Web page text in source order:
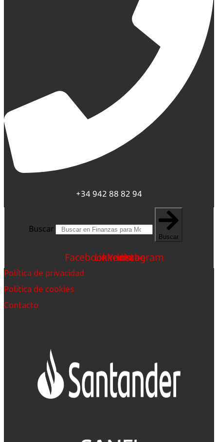
+34 942 88 82 94
Buscar
Buscar
FacebookLinkedin
Youtube
Instagram
Política de privacidad
Política de cookies
Contacto